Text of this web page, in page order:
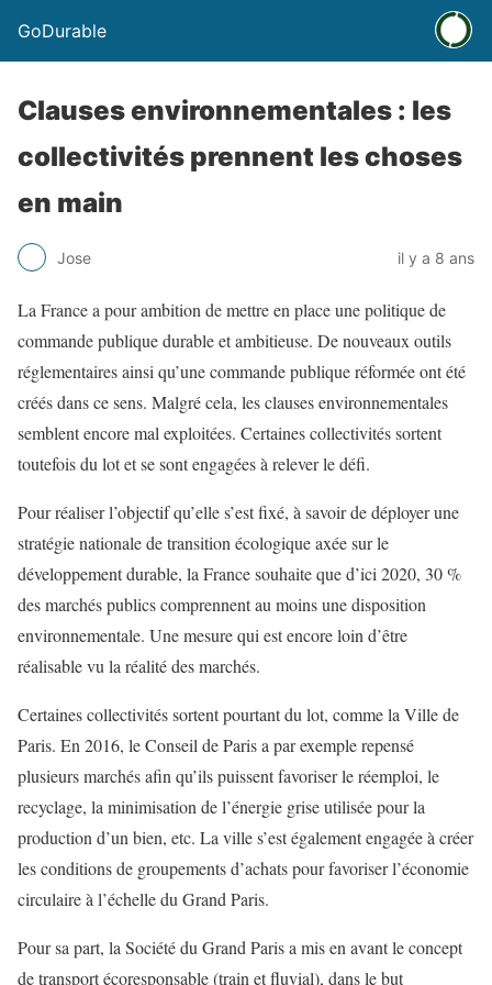
GoDurable
Clauses environnementales : les
collectivités prennent les choses
en main
Jose il y a 8 ans
La France a pour ambition de mettre en place une politique de
commande publique durable et ambitieuse. De nouveaux outils
réglementaires ainsi qu’une commande publique réformée ont été
créés dans ce sens. Malgré cela, les clauses environnementales
semblent encore mal exploitées. Certaines collectivités sortent
toutefois du lot et se sont engagées à relever le défi.
Pour réaliser l’objectif qu’elle s’est fixé, à savoir de déployer une
stratégie nationale de transition écologique axée sur le
développement durable, la France souhaite que d’ici 2020, 30 %
des marchés publics comprennent au moins une disposition
environnementale. Une mesure qui est encore loin d’être
réalisable vu la réalité des marchés.
Certaines collectivités sortent pourtant du lot, comme la Ville de
Paris. En 2016, le Conseil de Paris a par exemple repensé
plusieurs marchés afin qu’ils puissent favoriser le réemploi, le
recyclage, la minimisation de l’énergie grise utilisée pour la
production d’un bien, etc. La ville s’est également engagée à créer
les conditions de groupements d’achats pour favoriser l’économie
circulaire à l’échelle du Grand Paris.
Pour sa part, la Société du Grand Paris a mis en avant le concept
de transport écoresponsable (train et fluvial), dans le but